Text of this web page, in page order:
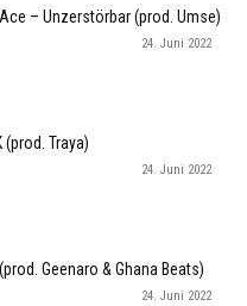
– Unzerstörbar (prod. Umse)
24. Juni 2022
(prod. Traya)
24. Juni 2022
Geenaro & Ghana Beats)
24. Juni 2022